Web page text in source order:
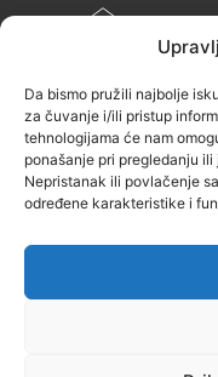
Da bismo pružili najbolje
za čuvanje i/ili pristup
tehnologijama će nam
ponašanje pri pregledanju
Nepristanak ili povlačenje
određene karakteristike i